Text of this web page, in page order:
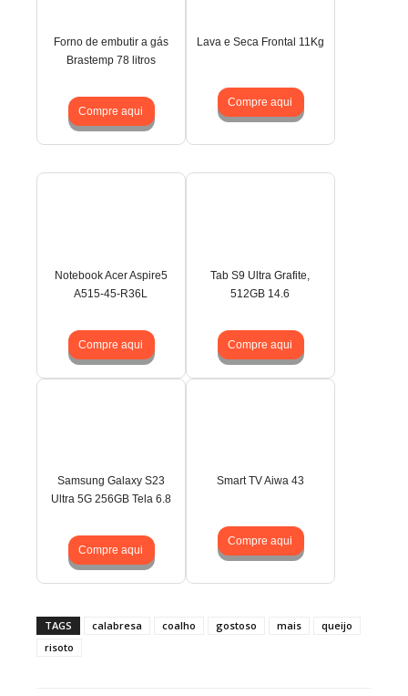
Forno de embutir a gás
Brastemp 78 litros
Compre aqui
Lava e Seca Frontal 11Kg
Compre aqui
Notebook Acer Aspire5
A515-45-R36L
Compre aqui
Tab S9 Ultra Grafite,
512GB 14.6
Compre aqui
Samsung Galaxy S23
Ultra 5G 256GB Tela 6.8
Compre aqui
Smart TV Aiwa 43
Compre aqui
TAGS calabresa coalho gostoso mais
queijo
risoto